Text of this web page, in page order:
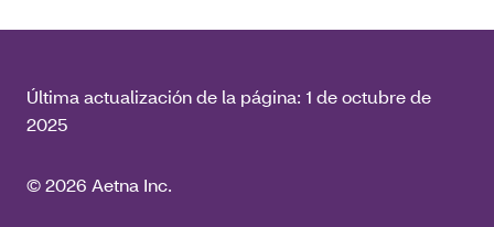
Última actualización de la página: 1 de octubre de
2025
© 2026 Aetna Inc.